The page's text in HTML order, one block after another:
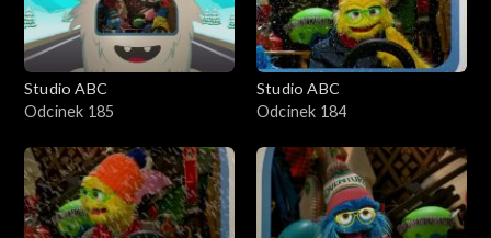
Studio ABC
Odcinek 185
Studio ABC
Odcinek 184